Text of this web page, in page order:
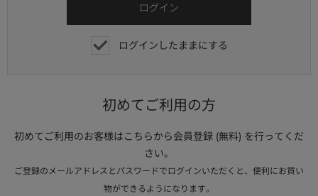
ログインしたままにする
初めてご利用の方
初めてご利用のお客様はこちらから会員登録 (無料) を行ってくだ
さい。
ご登録のメールアドレスとパスワードでログインいただくと、便利にお買い
物ができるようになります。